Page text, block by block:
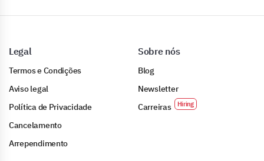
Legal
Termos e Condições
Aviso legal
Política de Privacidade
Cancelamento
Arrependimento
Sobre nós
Blog
Newsletter
Carreiras